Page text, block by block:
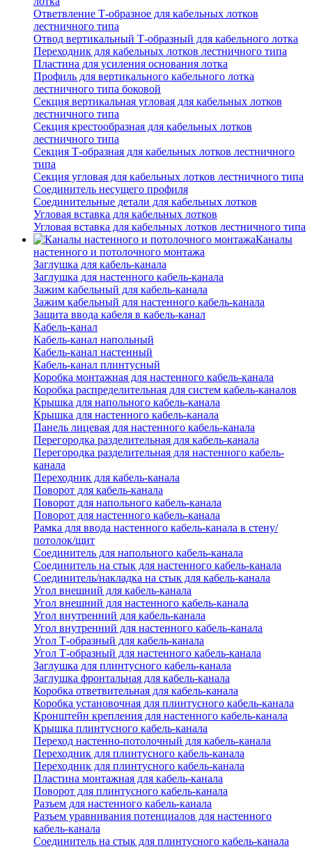
Ответвление Т-образное для кабельных лотков
лестничного типа
Отвод вертикальный Т-образный для кабельного лотка
Переходник для кабельных лотков лестничного типа
Пластина для усиления основания лотка
Профиль для вертикального кабельного лотка
лестничного типа боковой
Секция вертикальная угловая для кабельных лотков
лестничного типа
Секция крестообразная для кабельных лотков
лестничного типа
Секция Т-образная для кабельных лотков лестничного
типа
Секция угловая для кабельных лотков лестничного типа
Соединитель несущего профиля
Соединительные детали для кабельных лотков
Угловая вставка для кабельных лотков
Угловая вставка для кабельных лотков лестничного типа
Каналы
настенного и потолочного монтажа
Заглушка для кабель-канала
Заглушка для настенного кабель-канала
Зажим кабельный для кабель-канала
Зажим кабельный для настенного кабель-канала
Защита ввода кабеля в кабель-канал
Кабель-канал
Кабель-канал напольный
Кабель-канал настенный
Кабель-канал плинтусный
Коробка монтажная для настенного кабель-канала
Коробка распределительная для систем кабель-каналов
Крышка для напольного кабель-канала
Крышка для настенного кабель-канала
Панель лицевая для настенного кабель-канала
Перегородка разделительная для кабель-канала
Перегородка разделительная для настенного кабель-
канала
Переходник для кабель-канала
Поворот для кабель-канала
Поворот для напольного кабель-канала
Поворот для настенного кабель-канала
Рамка для ввода настенного кабель-канала в стену/
потолок/щит
Соединитель для напольного кабель-канала
Соединитель на стык для настенного кабель-канала
Соединитель/накладка на стык для кабель-канала
Угол внешний для кабель-канала
Угол внешний для настенного кабель-канала
Угол внутренний для кабель-канала
Угол внутренний для настенного кабель-канала
Угол Т-образный для кабель-канала
Угол Т-образный для настенного кабель-канала
Заглушка для плинтусного кабель-канала
Заглушка фронтальная для кабель-канала
Коробка ответвительная для кабель-канала
Коробка установочная для плинтусного кабель-канала
Кронштейн крепления для настенного кабель-канала
Крышка плинтусного кабель-канала
Переход настенно-потолочный для кабель-канала
Переходник для плинтусного кабель-канала
Переходник для плинтусного кабель-канала
Пластина монтажная для кабель-канала
Поворот для плинтусного кабель-канала
Разъем для настенного кабель-канала
Разъем уравнивания потенциалов для настенного
кабель-канала
Соединитель на стык для плинтусного кабель-канала